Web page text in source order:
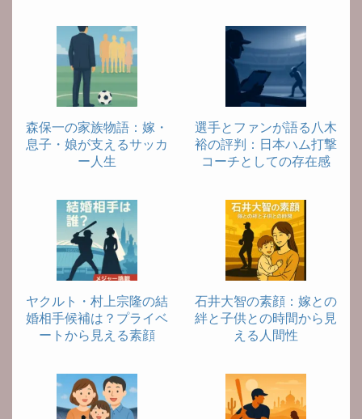
森保一の家族物語：嫁・
息子・娘が支えるサッカ
ー人生
選手とファンが語る八木
裕の評判：日本ハム打撃
コーチとしての存在感
ヤクルト・村上宗隆の結
婚相手候補は？プライベ
ートから見える素顔
石井大智の素顔：嫁との
絆と子供との時間から見
える人間性